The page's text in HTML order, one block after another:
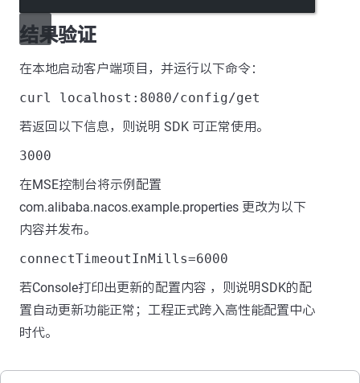
结果验证
在本地启动客户端项目，并运行以下命令：
curl localhost:8080/config/get
若返回以下信息，则说明 SDK 可正常使用。
3000
在MSE控制台将示例配置
com.alibaba.nacos.example.properties 更改为以下
内容并发布。
connectTimeoutInMills=6000
若Console打印出更新的配置内容 ，则说明SDK的配
置自动更新功能正常；工程正式跨入高性能配置中心
时代。